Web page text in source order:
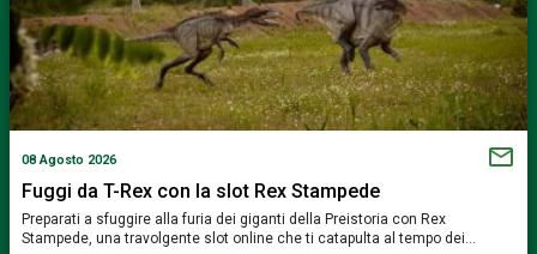
08 Agosto 2026
Fuggi da T-Rex con la slot Rex Stampede
Preparati a sfuggire alla furia dei giganti della Preistoria con Rex
Stampede, una travolgente slot online che ti catapulta al tempo dei…